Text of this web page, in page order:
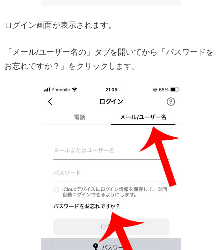
ログイン画面が表示されます。
「メール/ユーザー名の」タブを開いてから「パスワードを
お忘れですか？」をクリックします。